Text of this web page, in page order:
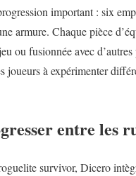
important : six
armure. Chaque pièce
ou fusionnée avec
à expérimenter
entre les
survivor, Dicero